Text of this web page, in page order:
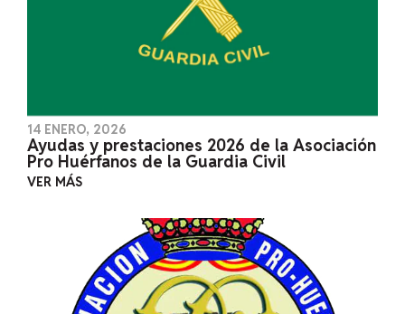
14 ENERO, 2026
Ayudas y prestaciones 2026 de la Asociación
Pro Huérfanos de la Guardia Civil
VER MÁS